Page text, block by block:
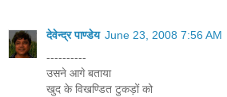
देवेन्द्र पाण्डेय June 23, 2008 7:56 AM
----------
उसने आगे बताया
खुद के विखण्डित टुकड़ों को